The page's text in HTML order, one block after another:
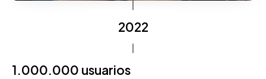
2022
1.000.000 usuarios